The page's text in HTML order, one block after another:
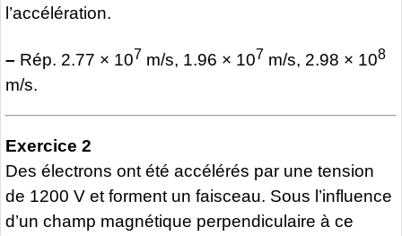
l’accélération.
– Rép. 2.77 × 107 m/s, 1.96 × 107 m/s, 2.98 × 108
m/s.
Exercice 2
Des électrons ont été accélérés par une tension
de 1200 V et forment un faisceau. Sous l’influence
d’un champ magnétique perpendiculaire à ce